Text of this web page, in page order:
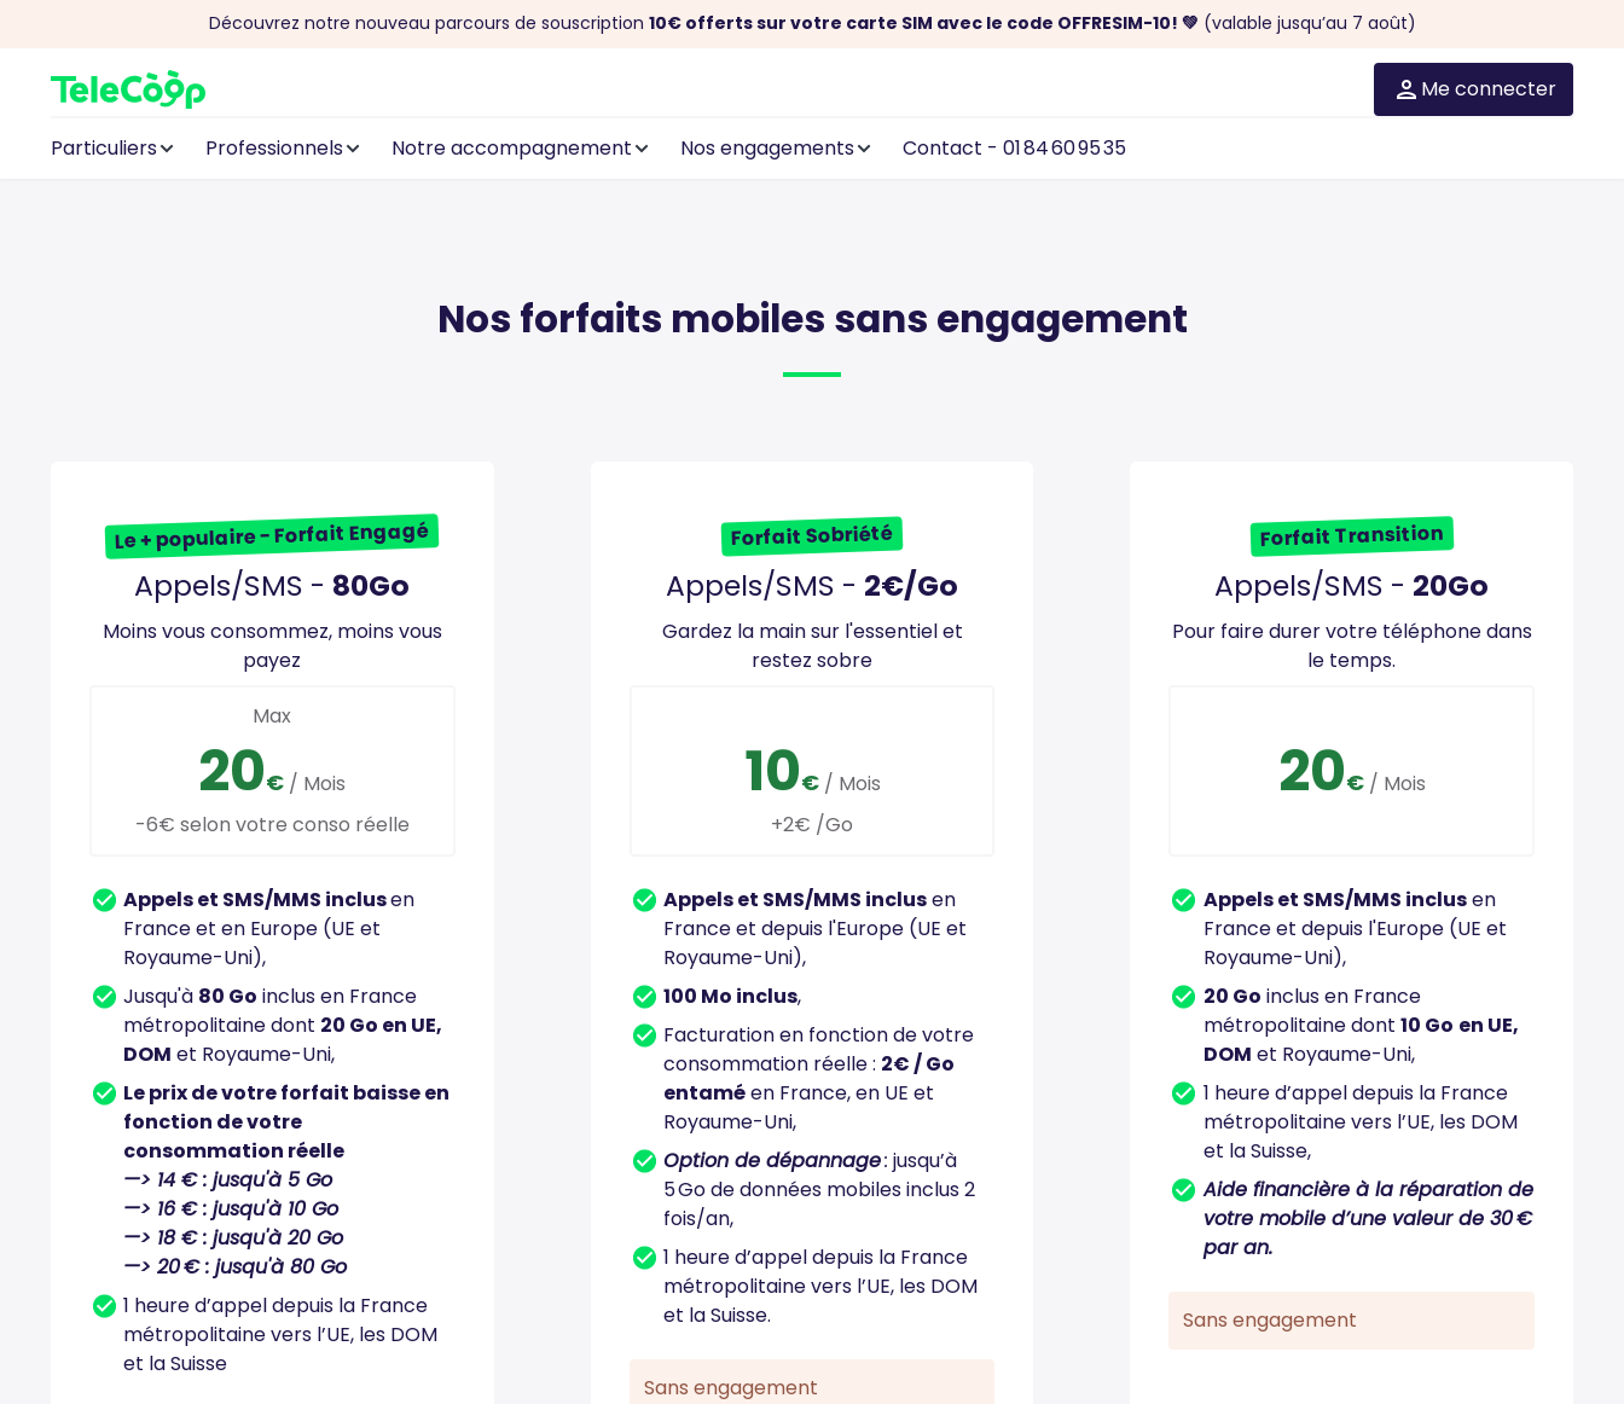
Découvrez notre nouveau parcours de souscription 10€ offerts sur votre carte SIM avec le code OFFRESIM-10! 💚 (valable jusqu’au 7 août)
Aller au contenu Me connecter
Particuliers Professionnels Notre accompagnement Nos engagements Contact - 01 84 60 95 35
Nos forfaits mobiles sans engagement
Le + populaire - Forfait Engagé
Appels/SMS - 80Go
Moins vous consommez, moins vous
payez
Max
20€ / Mois
-6€ selon votre conso réelle
Appels et SMS/MMS inclusen
France et en Europe (UE et
Royaume-Uni),
Jusqu'à 80 Go inclus en France
métropolitaine dont 20 Go en UE,
DOM et Royaume-Uni,
Le prix de votre forfait baisse en
fonction de votre
consommation réelle
—> 14 € : jusqu'à 5 Go
—> 16 € : jusqu'à 10 Go
—> 18 € : jusqu'à 20 Go
—> 20 € : jusqu'à 80 Go
1 heure d’appel depuis la France
métropolitaine vers l’UE, les DOM
et la Suisse
Forfait Sobriété
Appels/SMS - 2€/Go
Gardez la main sur l'essentiel et
restez sobre
10€ / Mois
+2€ /Go
Appels et SMS/MMS inclusen
France et depuis l'Europe (UE et
Royaume-Uni),
100 Mo inclus,
Facturation en fonction de votre
consommation réelle : 2€ / Go
entaméen France, en UE et
Royaume-Uni,
Option de dépannage: jusqu’à
5 Go de données mobiles inclus 2
fois/an,
1 heure d’appel depuis la France
métropolitaine vers l’UE, les DOM
et la Suisse.
Sans engagement
Forfait Transition
Appels/SMS - 20Go
Pour faire durer votre téléphone dans
le temps.
20€ / Mois
Appels et SMS/MMS inclusen
France et depuis l'Europe (UE et
Royaume-Uni),
20 Go inclus en France
métropolitaine dont10 Go en UE,
DOM et Royaume-Uni,
1 heure d’appel depuis la France
métropolitaine vers l’UE, les DOM
et la Suisse,
Aide financière à la réparation de
votre mobile d’une valeur de 30 €
par an.
Sans engagement